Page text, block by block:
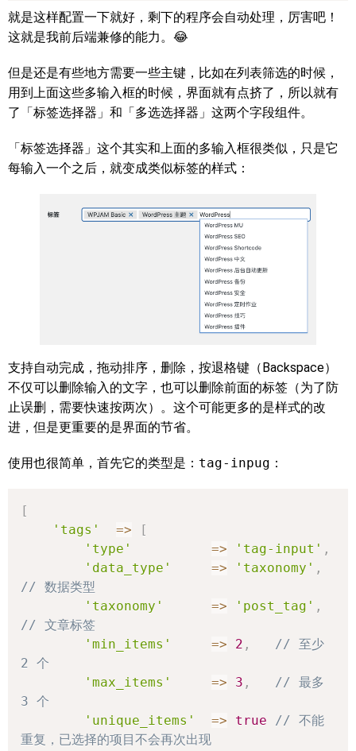
就是这样配置一下就好，剩下的程序会自动处理，厉害吧！
这就是我前后端兼修的能力。😂
但是还是有些地方需要一些主键，比如在列表筛选的时候，
用到上面这些多输入框的时候，界面就有点挤了，所以就有
了「标签选择器」和「多选选择器」这两个字段组件。
「标签选择器」这个其实和上面的多输入框很类似，只是它
每输入一个之后，就变成类似标签的样式：
支持自动完成，拖动排序，删除，按退格键（Backspace）
不仅可以删除输入的文字，也可以删除前面的标签（为了防
止误删，需要快速按两次）。这个可能更多的是样式的改
进，但是更重要的是界面的节省。
使用也很简单，首先它的类型是： tag-inpug ：
[
'tags'
=>
[
'type'
=> 'tag-input' ,
'data_type'
=> 'taxonomy' ,
// 数据类型
'taxonomy'
=> 'post_tag' ,
// 文章标签
'min_items'
=> 2 ,
// 至少
2 个
'max_items'
=> 3 ,
// 最多
3 个
'unique_items'
=> true
// 不能
重复，已选择的项目不会再次出现